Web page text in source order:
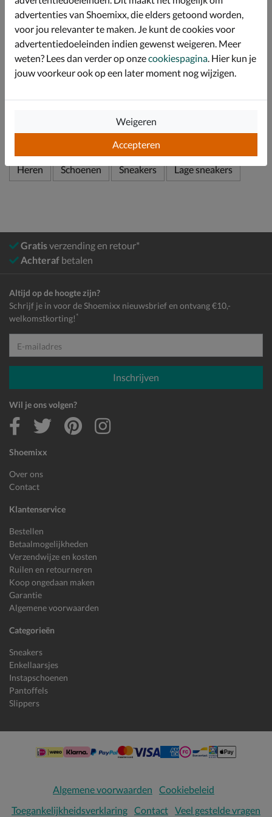
kunnen worden.
Afgewerkt met een stevige rubberen loopzool met
voldoende grip.
Specificaties
Bekijk meer
Heren Schoenen Sneakers Lage sneakers
Gratisverzending en retour*
Achteraf betalen
Shoemixx
Over ons
Contact
Klantenservice
Bestellen
Betaalmogelijkheden
Verzendwijze en kosten
Ruilen en retourneren
Koop ongedaan maken
Garantie
Algemene voorwaarden
Categorieën
Sneakers
Enkellaarsjes
Instapschoenen
Pantoffels
Slippers
Altijd op de hoogte zijn?
Schrijf je in voor de Shoemixx nieuwsbrief en ontvang €10,-
welkomstkorting! *
E-mailadres
Inschrijven
Wil je ons volgen?
Algemene voorwaarden
Cookiebeleid
Toegankelijkheidsverklaring Contact Veel gestelde vragen
advertenties van Shoemixx, die elders getoond worden,
voor jou relevanter te maken. Je kunt de cookies voor
advertentiedoeleinden indien gewenst weigeren. Meer
weten? Lees dan verder op onzecookiespagina. Hier kun je
jouw voorkeur ook op een later moment nog wijzigen.
Accepteren
Weigeren